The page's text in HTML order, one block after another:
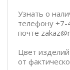
Узнать о
телефону
почте
Цвет
от